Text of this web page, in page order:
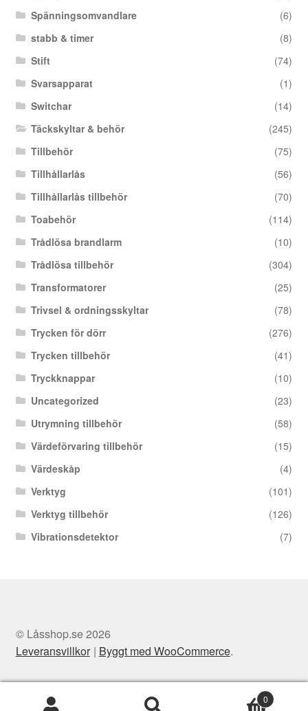
Spänningsomvandlare
(6)
stabb & timer
(8)
Stift
(74)
Svarsapparat
(1)
Switchar
(14)
Täckskyltar & behör
(245)
Tillbehör
(75)
Tillhållarlås
(56)
Tillhållarlås tillbehör
(70)
Toabehör
(114)
Trådlösa brandlarm
(10)
Trådlösa tillbehör
(304)
Transformatorer
(25)
Trivsel & ordningsskyltar
(78)
Trycken för dörr
(276)
Trycken tillbehör
(41)
Tryckknappar
(10)
Uncategorized
(23)
Utrymning tillbehör
(58)
Värdeförvaring tillbehör
(15)
Värdeskåp
(4)
Verktyg
(101)
Verktyg tillbehör
(126)
Vibrationsdetektor
(7)
© Låsshop.se 2026
Leveransvillkor
Byggt med WooCommerce.
0